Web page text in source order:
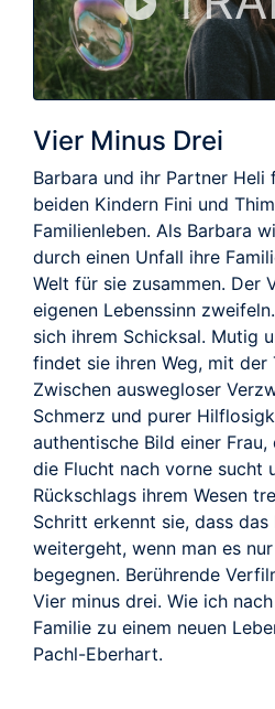
Vier Minus Drei
Barbara und ihr Partner Heli
beiden Kindern Fini und
Familienleben. Als Barbara
durch einen Unfall ihre
Welt für sie zusammen. Der
eigenen Lebenssinn
sich ihrem Schicksal. Mutig
findet sie ihren Weg, mit der
Zwischen auswegloser
Schmerz und purer
authentische Bild einer
die Flucht nach vorne sucht
Rückschlags ihrem Wesen
Schritt erkennt sie, dass
weitergeht, wenn man es
begegnen. Berührende
Vier minus drei. Wie ich
Familie zu einem neuen
Pachl-Eberhart.